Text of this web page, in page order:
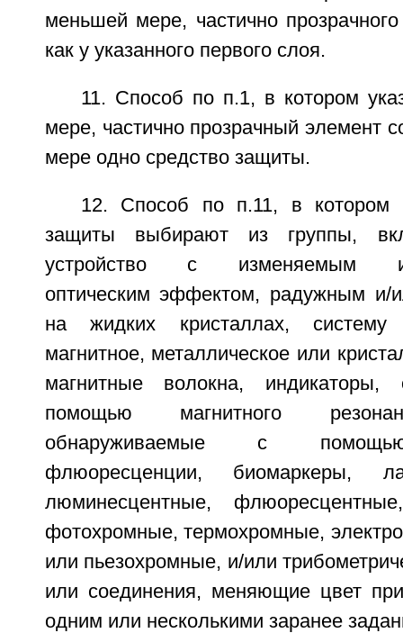
меньшей мере, частично
как у указанного первого слоя.
11. Способ по п.1, в котором
мере, частично прозрачный элемент
мере одно средство защиты.
12. Способ по п.11, в котором
защиты выбирают из группы,
устройство с изменяемым
оптическим эффектом, радужным и/
на жидких кристаллах, систему
магнитное, металлическое или
магнитные волокна, индикаторы,
помощью магнитного
обнаруживаемые с помощью
флюоресценции, биомаркеры,
люминесцентные,
фотохромные, термохромные,
или пьезохромные, и/или
или соединения, меняющие цвет
одним или несколькими заранее